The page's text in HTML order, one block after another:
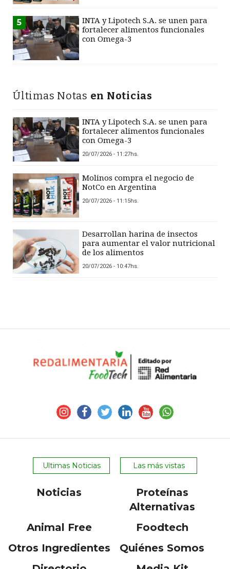
5
INTA y Lipotech S.A. se unen para
fortalecer alimentos funcionales
con Omega-3
Últimas Notas en Noticias
INTA y Lipotech S.A. se unen para
fortalecer alimentos funcionales
con Omega-3
20/07/2026 - 11:27hs.
Molinos compra el negocio de
NotCo en Argentina
20/07/2026 - 11:15hs.
Desarrollan harina de insectos
para aumentar el valor nutricional
de los alimentos
20/07/2026 - 10:47hs.
Ultimas Noticias Las más vistas
Noticias
Proteínas
Alternativas
Animal Free
Foodtech
Otros Ingredientes
Quiénes Somos